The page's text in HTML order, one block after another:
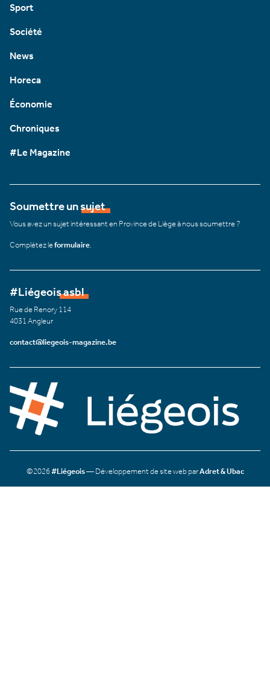
Sport
Société
News
Horeca
Économie
Chroniques
#Le Magazine
Soumettre un sujet
Vous avez un sujet intéressant en Province de Liège à nous soumettre ?
Complétez leformulaire
#Liégeois asbl
Rue de Renory 114
4031 Angleur
contact@liegeois-magazine.be
©2026#Liégeois— Développement de site web parAdret & Ubac